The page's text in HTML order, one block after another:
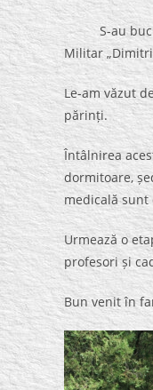
S-au
Militar
Le-am văzut
părinți.
Întâlnirea
dormitoare,
medicală
Urmează o
profesori și
Bun venit în